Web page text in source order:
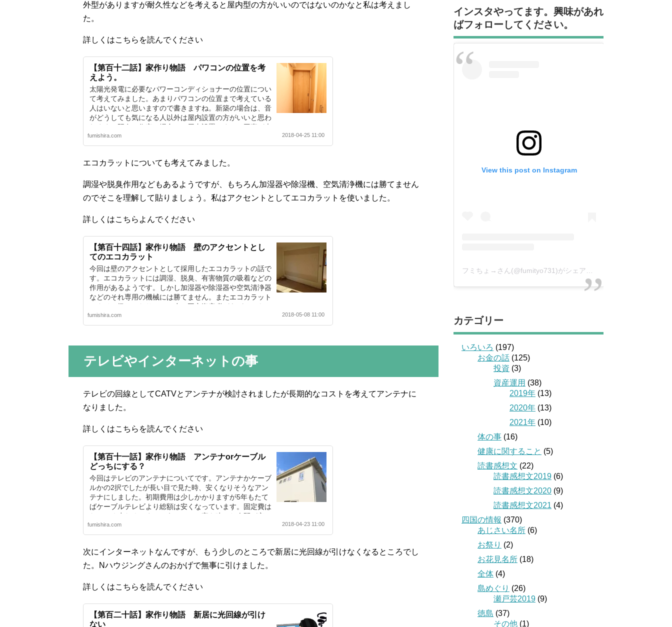
外型がありますが耐久性などを考えると屋内型の方がいいのではないのかなと私は考えまし
た。
詳しくはこちらを読んでください
【第百十二話】家作り物語 パワコンの位置を考
えよう。
太陽光発電に必要なパワーコンディショナーの位置につい
て考えてみました。あまりパワコンの位置まで考えている
人はいないと思いますので書きますね。新築の場合は、音
がどうしても気になる人以外は屋内設置の方がいいと思わ
れます。既存の住宅の場合は、屋内設置にすると工事が大
がかりになる可能性があるので、屋外でもかまわないと思
います。
fumishira.com 2018-04-25 11:00
エコカラットについても考えてみました。
調湿や脱臭作用などもあるようですが、もちろん加湿器や除湿機、空気清浄機には勝てません
のでそこを理解して貼りましょう。私はアクセントとしてエコカラットを使いました。
詳しくはこちらよんでください
【第百十四話】家作り物語 壁のアクセントとし
てのエコカラット
今回は壁のアクセントとして採用したエコカラットの話で
す。エコカラットには調湿、脱臭、有害物質の吸着などの
作用があるようです。しかし加湿器や除湿器や空気清浄器
などのそれ専用の機械には勝てません。またエコカラット
はタイル扱いになりほんの少し固定資産税があがるかもし
れません。
fumishira.com 2018-05-08 11:00
テレビやインターネットの事
テレビの回線としてCATVとアンテナが検討されましたが長期的なコストを考えてアンテナに
なりました。
詳しくはこちらを読んでください
【第百十一話】家作り物語 アンテナorケーブル
どっちにする？
今回はテレビのアンテナについてです。アンテナかケーブ
ルかの2択でしたが長い目で見た時、安くなりそうなアン
テナにしました。初期費用は少しかかりますが5年もたて
ばケーブルテレビより総額は安くなっています。固定費は
なるべく少なくしましょう。・・・家を建てた人間が言っ
てたら説得力は0ですが。
fumishira.com 2018-04-23 11:00
次にインターネットなんですが、もう少しのところで新居に光回線が引けなくなるところでし
た。Nハウジングさんのおかげで無事に引けました。
詳しくはこちらを読んでください
【第百二十話】家作り物語 新居に光回線が引け
ない
インスタやってます。興味があれ
ばフォローしてください。
View this post on Instagram
フミちょ→さん(@fumityo731)がシェアした投稿
カテゴリー
いろいろ (197)
お金の話 (125)
投資 (3)
資産運用 (38)
2019年 (13)
2020年 (13)
2021年 (10)
体の事 (16)
健康に関すること (5)
読書感想文 (22)
読書感想文2019 (6)
読書感想文2020 (9)
読書感想文2021 (4)
四国の情報 (370)
あじさい名所 (6)
お祭り (2)
お花見名所 (18)
全体 (4)
島めぐり (26)
瀬戸芸2019 (9)
徳島 (37)
その他 (1)